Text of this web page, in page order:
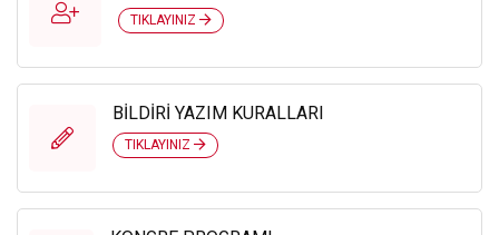
TIKLAYINIZ
BİLDİRİ YAZIM KURALLARI
TIKLAYINIZ